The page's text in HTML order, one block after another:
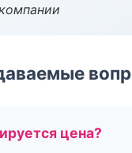
цена?